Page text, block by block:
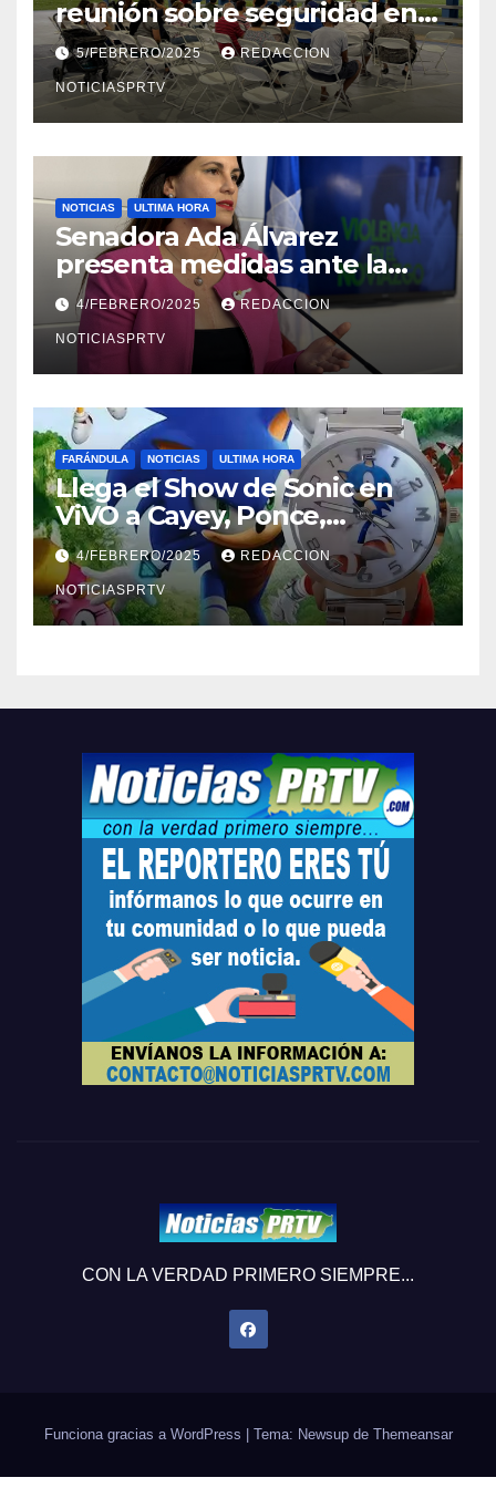
reunión sobre seguridad en
Reparto Metropolitano
5/FEBRERO/2025 REDACCION
NOTICIASPRTV
NOTICIAS ULTIMA HORA
Senadora Ada Álvarez
presenta medidas ante la
violencia en el noviazgo
4/FEBRERO/2025 REDACCION
NOTICIASPRTV
FARÁNDULA NOTICIAS ULTIMA HORA
Llega el Show de Sonic en
ViVO a Cayey, Ponce,
Barceloneta y Humacao,
Relojes gratis para el que
compre ahora….
4/FEBRERO/2025 REDACCION
NOTICIASPRTV
CON LA VERDAD PRIMERO SIEMPRE...
Funciona gracias a WordPress | Tema: Newsup de Themeansar